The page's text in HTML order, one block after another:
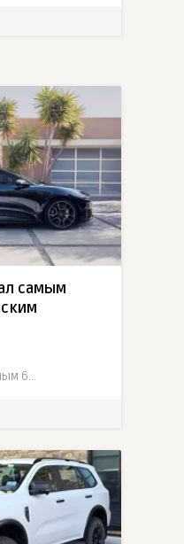
самым
Lucid Air Sapphire стал самым быстрым серийным автомобилем США — разгон до 60 миль/ч за 1,881 секунды, опередив Tesla Model S Plaid и Porsche Taycan Turbo GT